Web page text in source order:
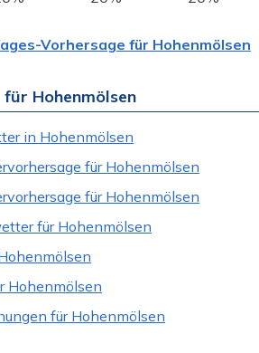
Vorhersage für Hohenmölsen
Hohenmölsen
in Hohenmölsen
für Hohenmölsen
für Hohenmölsen
für Hohenmölsen
Hohenmölsen
für Hohenmölsen